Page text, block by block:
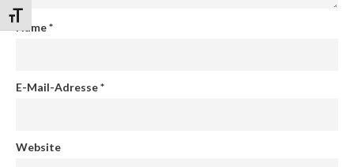
Schrift vergrößern
Name*
E-Mail-Adresse*
Website